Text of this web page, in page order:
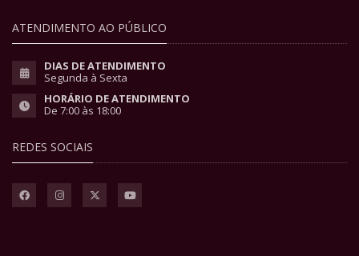
ATENDIMENTO AO PÚBLICO
DIAS DE ATENDIMENTO
Segunda à Sexta
HORÁRIO DE ATENDIMENTO
De 7:00 às 18:00
REDES SOCIAIS